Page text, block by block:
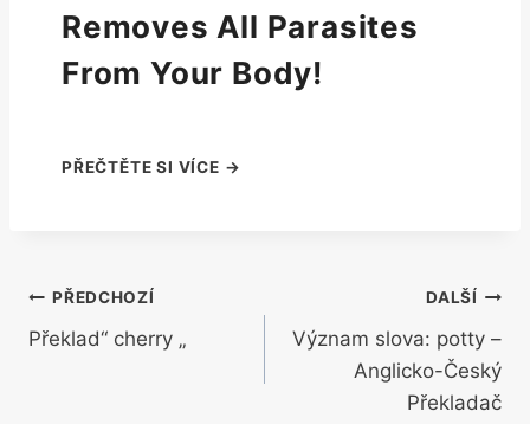
Removes All Parasites
From Your Body!
Navigace
pro
PŘEDCHOZÍ
Překlad“ cherry „
DALŠÍ
Význam slova: potty –
Anglicko-Český
Překladač